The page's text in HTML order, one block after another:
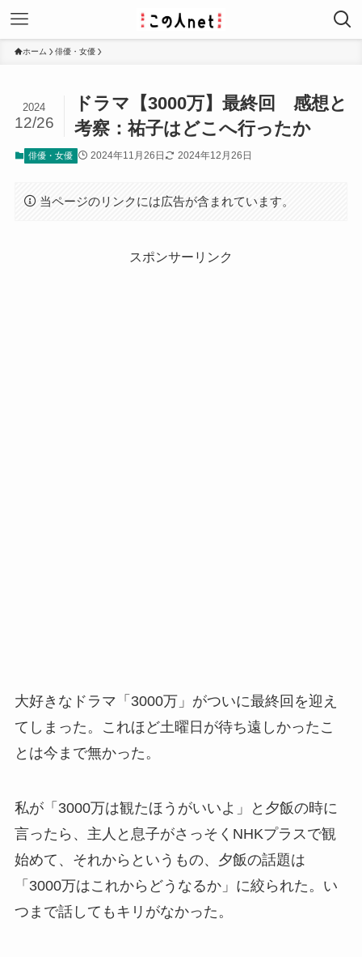
ホーム 俳優・女優
ドラマ【3000万】最終回 感想と
考察：祐子はどこへ行ったか
2024
12/26
俳優・女優 2024年11月26日 2024年12月26日
当ページのリンクには広告が含まれています。
スポンサーリンク
大好きなドラマ「3000万」がついに最終回を迎え
てしまった。これほど土曜日が待ち遠しかったこ
とは今まで無かった。
私が「3000万は観たほうがいいよ」と夕飯の時に
言ったら、主人と息子がさっそくNHKプラスで観
始めて、それからというもの、夕飯の話題は
「3000万はこれからどうなるか」に絞られた。い
つまで話してもキリがなかった。